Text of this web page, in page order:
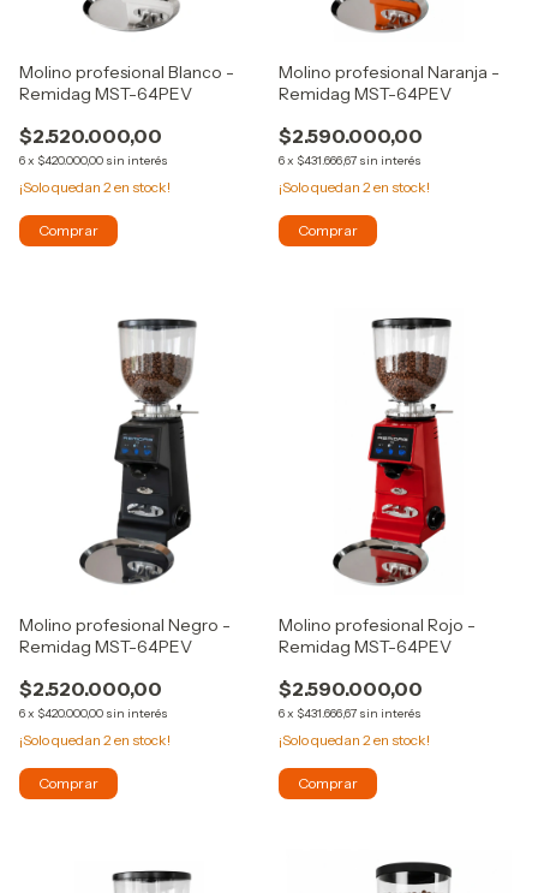
Molino profesional Blanco -
Remidag MST-64PEV
$2.520.000,00
6x $420.000,00 sin interés
¡Solo quedan 2en stock!
Molino profesional Naranja -
Remidag MST-64PEV
$2.590.000,00
6x $431.666,67 sin interés
¡Solo quedan 2en stock!
Molino profesional Negro -
Remidag MST-64PEV
$2.520.000,00
6x $420.000,00 sin interés
¡Solo quedan 2en stock!
Molino profesional Rojo -
Remidag MST-64PEV
$2.590.000,00
6x $431.666,67 sin interés
¡Solo quedan 2en stock!